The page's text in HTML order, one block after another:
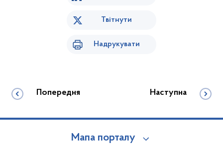
Твітнути
Надрукувати
Попередня Наступна
Мапа порталу